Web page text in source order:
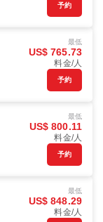
予約
最低
US$ 765.73
料金/人
予約
最低
US$ 800.11
料金/人
予約
最低
US$ 848.29
料金/人